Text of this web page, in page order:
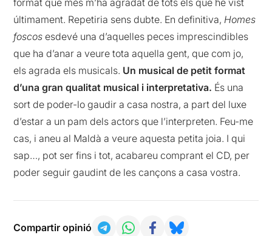
format que més m’ha agradat de tots els que he vist
últimament. Repetiria sens dubte. En definitiva,Homes
foscos esdevé una d’aquelles peces imprescindibles
que ha d’anar a veure tota aquella gent, que com jo,
els agrada els musicals. Un musical de petit format
d’una gran qualitat musical i interpretativa. És una
sort de poder-lo gaudir a casa nostra, a part del luxe
d’estar a un pam dels actors que l’interpreten. Feu-me
cas, i aneu al Maldà a veure aquesta petita joia. I qui
sap…, pot ser fins i tot, acabareu comprant el CD, per
poder seguir gaudint de les cançons a casavostra.
Compartir opinió